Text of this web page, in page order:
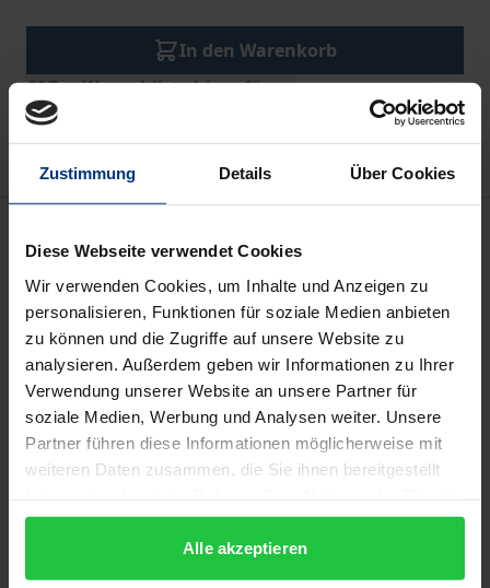
Zustimmung Details Über Cookies
Diese Webseite verwendet Cookies
Wir verwenden Cookies, um Inhalte und Anzeigen zu
personalisieren, Funktionen für soziale Medien anbieten
zu können und die Zugriffe auf unsere Website zu
analysieren. Außerdem geben wir Informationen zu Ihrer
Verwendung unserer Website an unsere Partner für
soziale Medien, Werbung und Analysen weiter. Unsere
Partner führen diese Informationen möglicherweise mit
weiteren Daten zusammen, die Sie ihnen bereitgestellt
gesammelt haben.
Alle akzeptieren
In den Warenkorb
Zur Wunschliste hinzufügen
Hinweise zu Versandkosten
Content-Marketing, also die Planung, Produktion
und Distribution von zielgruppen-adäquaten
Inhalten, hat insbesondere durch Social Media
nochmals an Bedeutung gewonnen. Im Hinblick auf
die enorme Menge an Inhalten, die auf Nutzer
konstant einwirken, ist es für Unternehmen immer
schwieriger, die Aufmerksamkeit der Nutzer zu
Nutzer entsprechen und diesen in irgendeiner Form